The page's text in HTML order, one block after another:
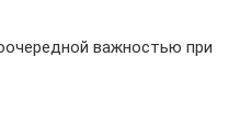
важностью при